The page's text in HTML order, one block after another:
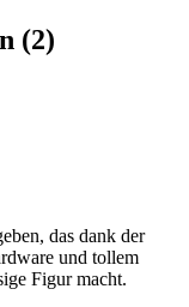
(2)
das dank der
und tollem
Figur macht.